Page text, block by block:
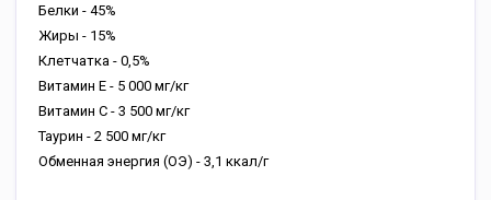
Белки - 45%
Жиры - 15%
Клетчатка - 0,5%
Витамин Е - 5 000 мг/кг
Витамин С - 3 500 мг/кг
Таурин - 2 500 мг/кг
Обменная энергия (ОЭ) - 3,1 ккал/г